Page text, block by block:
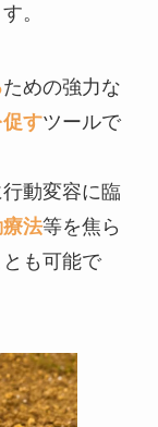
。
ための強力な
すツールで
動変容に臨
法等を焦ら
も可能で